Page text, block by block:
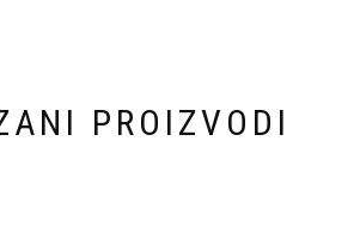
PROIZVODI